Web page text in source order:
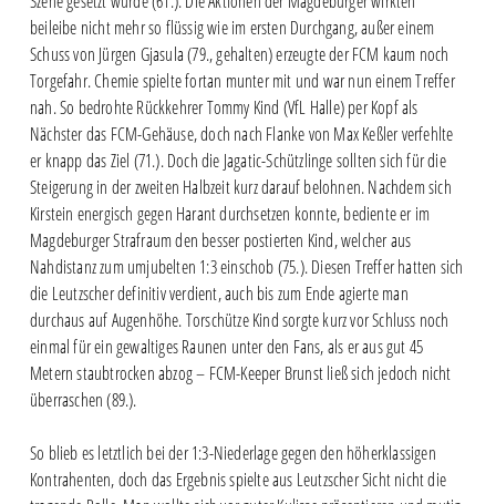
beileibe nicht mehr so flüssig wie im ersten Durchgang, außer einem
Schuss von Jürgen Gjasula (79., gehalten) erzeugte der FCM kaum noch
Torgefahr. Chemie spielte fortan munter mit und war nun einem Treffer
nah. So bedrohte Rückkehrer Tommy Kind (VfL Halle) per Kopf als
Nächster das FCM-Gehäuse, doch nach Flanke von Max Keßler verfehlte
er knapp das Ziel (71.). Doch die Jagatic-Schützlinge sollten sich für die
Steigerung in der zweiten Halbzeit kurz darauf belohnen. Nachdem sich
Kirstein energisch gegen Harant durchsetzen konnte, bediente er im
Magdeburger Strafraum den besser postierten Kind, welcher aus
Nahdistanz zum umjubelten 1:3 einschob (75.). Diesen Treffer hatten sich
die Leutzscher definitiv verdient, auch bis zum Ende agierte man
durchaus auf Augenhöhe. Torschütze Kind sorgte kurz vor Schluss noch
einmal für ein gewaltiges Raunen unter den Fans, als er aus gut 45
Metern staubtrocken abzog – FCM-Keeper Brunst ließ sich jedoch nicht
überraschen (89.).
So blieb es letztlich bei der 1:3-Niederlage gegen den höherklassigen
Kontrahenten, doch das Ergebnis spielte aus Leutzscher Sicht nicht die